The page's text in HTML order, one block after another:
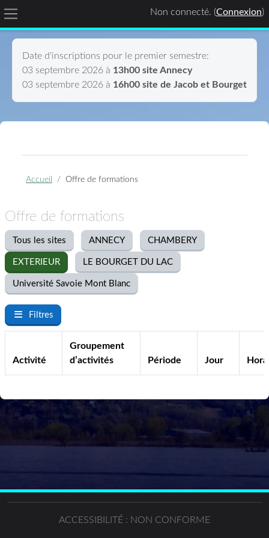
Passer au contenu principal
Date d'inscriptions pour le premier semestre:
03 septembre 2026 à 13h00 site Annecy
03 septembre 2026 à 16h00 site de Jacob et Bourget
Panneau latéral
Non connecté. (Connexion)
Accueil Offre de formations
Offre de formations
Tous les sites ANNECY CHAMBERY
EXTERIEUR LE BOURGET DU LAC
Université Savoie Mont Blanc
Filtres
Activité
Groupement
d’activités
Période Jour
ACCESSIBILITÉ : NON CONFORME